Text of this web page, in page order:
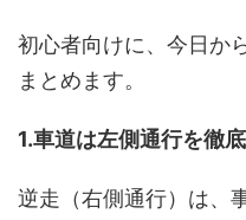
初心者向けに、今日か
まとめます。
1.車道は左側通行を徹
逆走（右側通行）は、